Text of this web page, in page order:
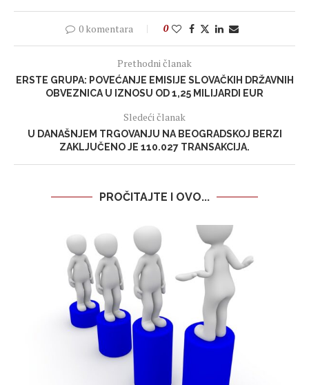
0 komentara 0
Prethodni članak
ERSTE GRUPA: POVEĆANJE EMISIJE SLOVAČKIH DRŽAVNIH
OBVEZNICA U IZNOSU OD 1,25 MILIJARDI EUR
Sledeći članak
U DANAŠNJEM TRGOVANJU NA BEOGRADSKOJ BERZI
ZAKLJUČENO JE 110.027 TRANSAKCIJA.
PROČITAJTE I OVO...